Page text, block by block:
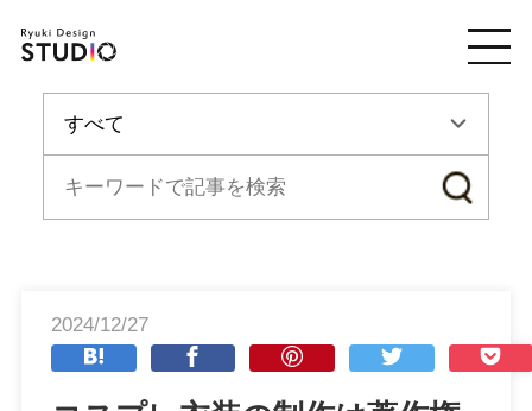
2024/12/27